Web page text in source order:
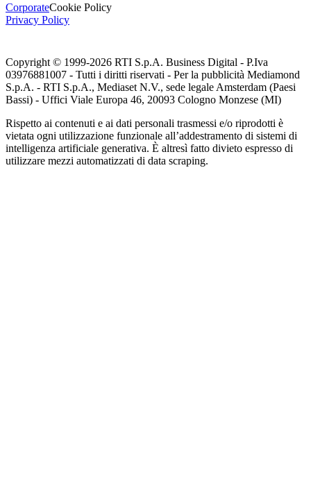
CorporateCookie Policy
Privacy Policy
Copyright © 1999-2026 RTI S.p.A. Business Digital - P.Iva
03976881007 - Tutti i diritti riservati - Per la pubblicità Mediamond
S.p.A. - RTI S.p.A., Mediaset N.V., sede legale Amsterdam (Paesi
Bassi) - Uffici Viale Europa 46, 20093 Cologno Monzese (MI)
Rispetto ai contenuti e ai dati personali trasmessi e/o riprodotti è
vietata ogni utilizzazione funzionale all’addestramento di sistemi di
intelligenza artificiale generativa. È altresì fatto divieto espresso di
utilizzare mezzi automatizzati di data scraping.